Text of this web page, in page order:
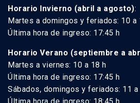
Horario Invierno (abril a agosto):
Martes a domingos y feriados: 10 a
Última hora de ingreso: 17:45 h
Horario Verano (septiembre a
Martes a viernes: 10 a 18 h
Última hora de ingreso: 17:45 h
Sábados, domingos y feriados: 11 a
Última hora de ingreso: 18:45 h